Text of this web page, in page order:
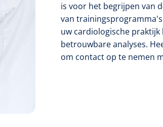
is voor het begrijpen van
van
uw cardiologische
betrouwbare analyses.
om contact op te nemen